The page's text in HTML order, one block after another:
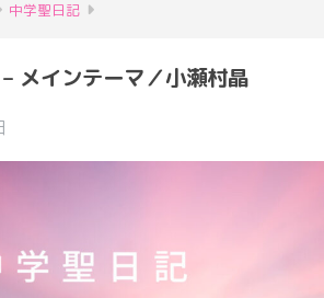
中学聖日記
メインテーマ／小瀬村晶